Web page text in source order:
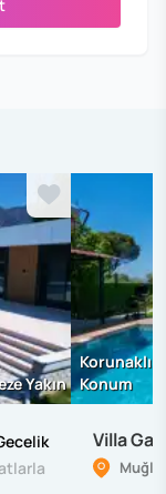
Yakın
Korunaklı
Konum
Villa